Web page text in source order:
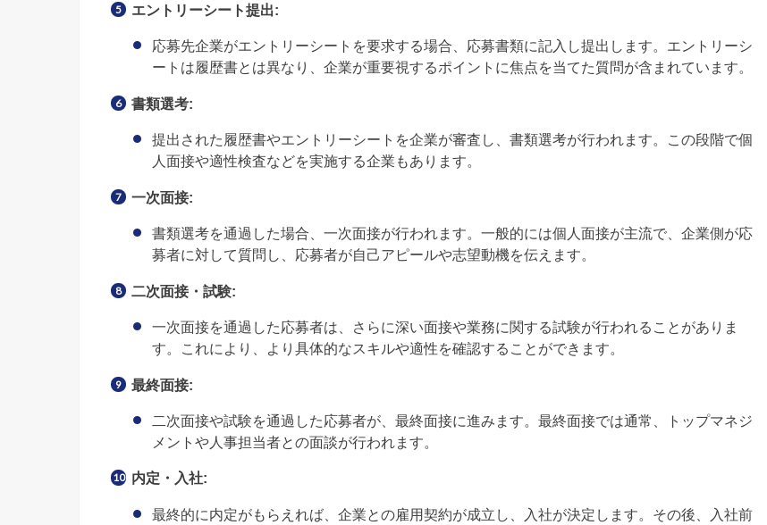
エントリーシート提出:
応募先企業がエントリーシートを要求する場合、応募書類に記入し提出します。エントリーシ
ートは履歴書とは異なり、企業が重要視するポイントに焦点を当てた質問が含まれています。
書類選考:
提出された履歴書やエントリーシートを企業が審査し、書類選考が行われます。この段階で個
人面接や適性検査などを実施する企業もあります。
一次面接:
書類選考を通過した場合、一次面接が行われます。一般的には個人面接が主流で、企業側が応
募者に対して質問し、応募者が自己アピールや志望動機を伝えます。
二次面接・試験:
一次面接を通過した応募者は、さらに深い面接や業務に関する試験が行われることがありま
す。これにより、より具体的なスキルや適性を確認することができます。
最終面接:
二次面接や試験を通過した応募者が、最終面接に進みます。最終面接では通常、トップマネジ
メントや人事担当者との面談が行われます。
内定・入社:
最終的に内定がもらえれば、企業との雇用契約が成立し、入社が決定します。その後、入社前